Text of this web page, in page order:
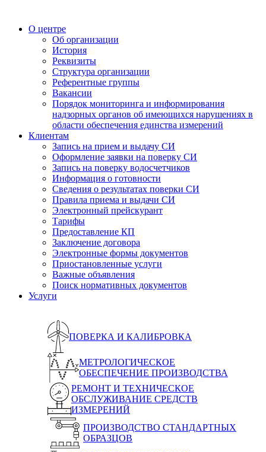
О центре
Об организации
История
Реквизиты
Структура организации
Референтные группы
Вакансии
Порядок мониторинга и информирования
надзорных органов об имеющихся нарушениях в
области обеспечения единства измерений
Клиентам
Запись на прием и выдачу СИ
Оформление заявки на поверку СИ
Запись на поверку водосчетчиков
Информация о готовности
Сведения о результатах поверки СИ
Правила приема и выдачи СИ
Электронный прейскурант
Тарифы
Предоставление КП
Заключение договора
Электронные формы документов
Приостановленные услуги
Важные объявления
Поиск нормативных документов
Услуги
ПОВЕРКА И КАЛИБРОВКА
МЕТРОЛОГИЧЕСКОЕ
ОБЕСПЕЧЕНИЕ ПРОИЗВОДСТВА
РЕМОНТ И ТЕХНИЧЕСКОЕ
ОБСЛУЖИВАНИЕ СРЕДСТВ
ИЗМЕРЕНИЙ
ПРОИЗВОДСТВО СТАНДАРТНЫХ
ОБРАЗЦОВ